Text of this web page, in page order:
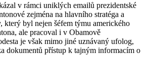
v rámci uniklých emailů prezidentské
zejména na hlavního stratéga a
který byl nejen šéfem týmu amerického
ale pracoval i v Obamově
je však mimo jiné uznávaný ufolog,
dokumentů přístup k tajným informacím o